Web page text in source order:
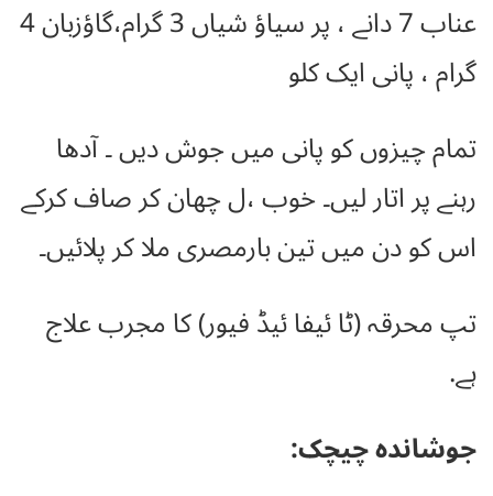
عناب 7 دانے ، پر سیاؤ شیاں 3 گرام،گاؤزبان 4
گرام ، پانی ایک کلو
تمام چیزوں کو پانی میں جوش دیں ۔ آدھا
رہنے پر اتار لیں۔ خوب ،ل چھان کر صاف کرکے
اس کو دن میں تین بارمصری ملا کر پلائیں۔
تپ محرقہ (ٹا ئیفا ئیڈ فیور) کا مجرب علاج
ہے.
جوشاندہ چیچک: